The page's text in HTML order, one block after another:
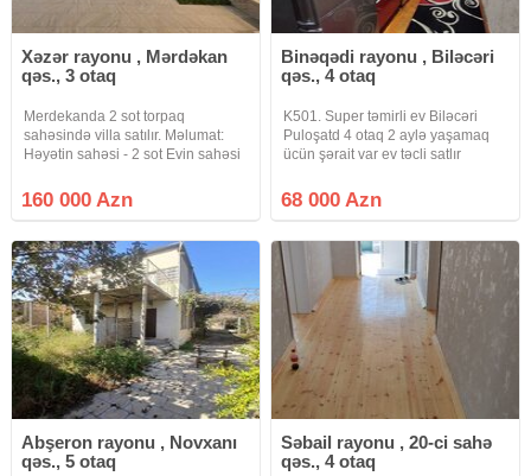
Xəzər rayonu , Mərdəkan
qəs., 3 otaq
Merdekanda 2 sot torpaq
sahəsində villa satılır. Məlumat:
Həyətin sahəsi - 2 sot Evin sahəsi
Mətbəx Sanitar qovşaq - 2+1
Həyətində Filterli Fantanlı Hovuz,
160 000 Azn
Binəqədi rayonu , Biləcəri
qəs., 4 otaq
K501. Super təmirli ev Biləcəri
Puloşatd 4 otaq 2 aylə yaşamaq
ücün şərait var ev təcli satlır
vaxt baxmaq olar ciraq əmlak
kanalına abunə olun bütün
68 000 Azn
Abşeron rayonu , Novxanı
qəs., 5 otaq
Səbail rayonu , 20-ci sahə
qəs., 4 otaq